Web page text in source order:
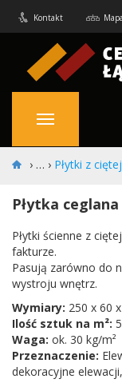
Kontakt
› Płytki z
Płytka ceglana
Płytki ścienne z
fakturze.
Pasują zarówno do
wystroju wnętrz.
Wymiary: 250 x 60
Ilość sztuk na m²:
Waga: ok. 30 kg/m²
Przeznaczenie:
dekoracyjne